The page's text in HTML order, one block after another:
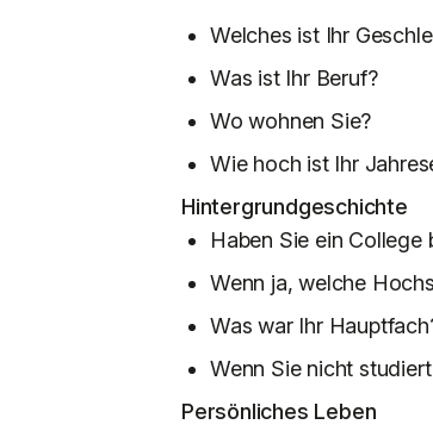
Welches ist Ihr
Was ist Ihr Beruf?
Wo wohnen Sie?
Wie hoch ist Ihr
Hintergrundgeschichte
Haben Sie ein College
Wenn ja, welche
Was war Ihr
Wenn Sie nicht
Persönliches Leben